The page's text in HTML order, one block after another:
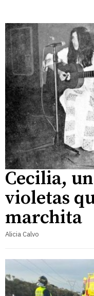
Cecilia,
violetas
marchita
Alicia Calvo